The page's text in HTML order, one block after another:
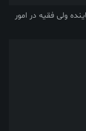
ولی فقیه در امور